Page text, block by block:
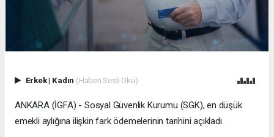
Erkek| Kadın (Haberi Sesli Oku)
ANKARA (İGFA) - Sosyal Güvenlik Kurumu (SGK), en düşük
emekli aylığına ilişkin fark ödemelerinin tarihini açıkladı.